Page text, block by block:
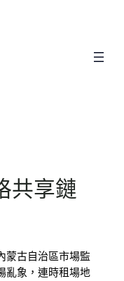
共享鏈
蒙古自治區市場監
亂象，連時租場地